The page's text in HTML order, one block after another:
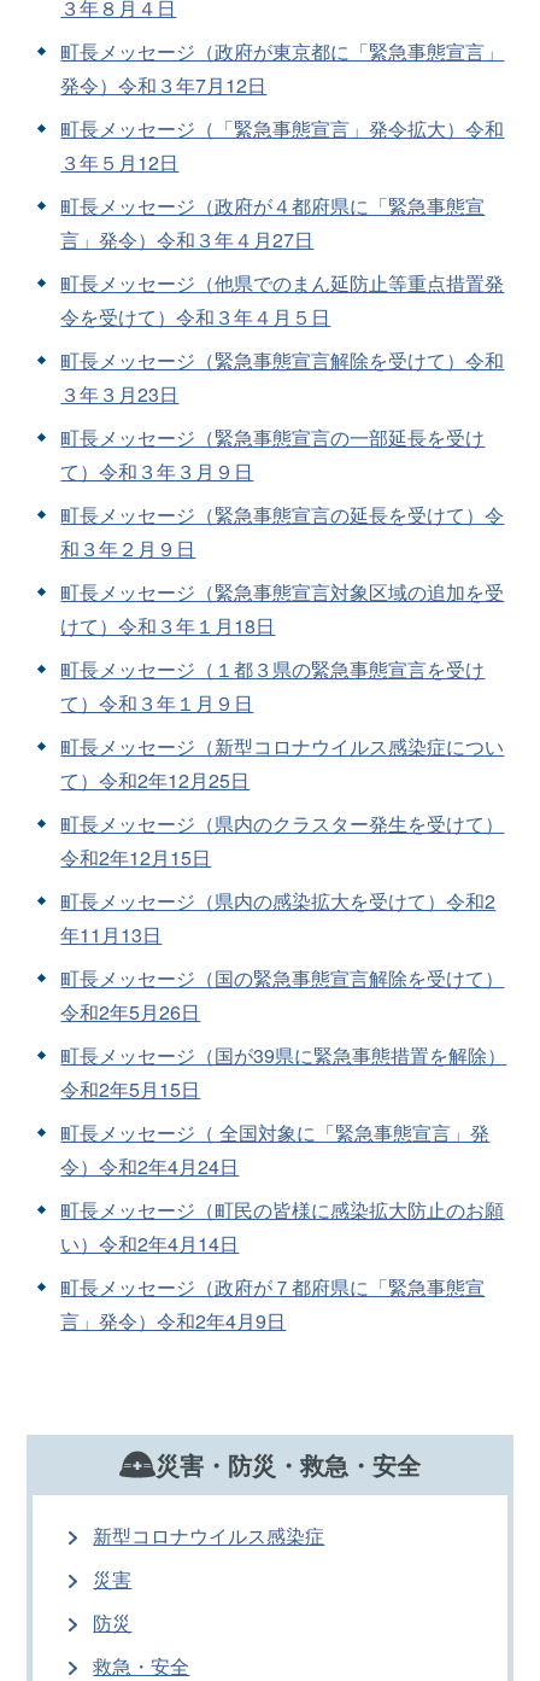
３年８月４日
町長メッセージ（政府が東京都に「緊急事態宣言」
発令）令和３年7月12日
町長メッセージ（「緊急事態宣言」発令拡大）令和
３年５月12日
町長メッセージ（政府が４都府県に「緊急事態宣
言」発令）令和３年４月27日
町長メッセージ（他県でのまん延防止等重点措置発
令を受けて）令和３年４月５日
町長メッセージ（緊急事態宣言解除を受けて）令和
３年３月23日
町長メッセージ（緊急事態宣言の一部延長を受け
て）令和３年３月９日
町長メッセージ（緊急事態宣言の延長を受けて）令
和３年２月９日
町長メッセージ（緊急事態宣言対象区域の追加を受
けて）令和３年１月18日
町長メッセージ（１都３県の緊急事態宣言を受け
て）令和３年１月９日
町長メッセージ（新型コロナウイルス感染症につい
て）令和2年12月25日
町長メッセージ（県内のクラスター発生を受けて）
令和2年12月15日
町長メッセージ（県内の感染拡大を受けて）令和2
年11月13日
町長メッセージ（国の緊急事態宣言解除を受けて）
令和2年5月26日
町長メッセージ（国が39県に緊急事態措置を解除）
令和2年5月15日
町長メッセージ（ 全国対象に「緊急事態宣言」発
令）令和2年4月24日
町長メッセージ（町民の皆様に感染拡大防止のお願
い）令和2年4月14日
町長メッセージ（政府が７都府県に「緊急事態宣
言」発令）令和2年4月9日
災害・防災・救急・安全
新型コロナウイルス感染症
災害
防災
救急・安全